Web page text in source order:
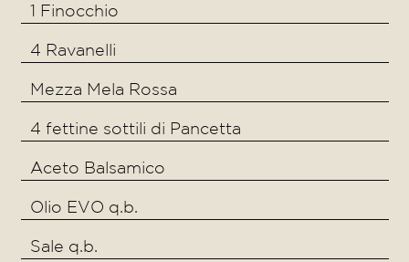
1 Finocchio
4 Ravanelli
Mezza Mela Rossa
4 fettine sottili di Pancetta
Aceto Balsamico
Olio EVO q.b.
Sale q.b.